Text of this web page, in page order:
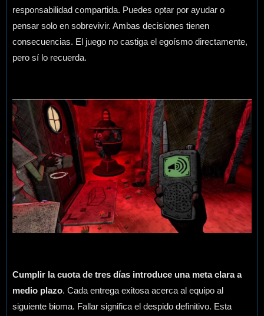
responsabilidad compartida. Puedes optar por ayudar o
pensar solo en sobrevivir. Ambas decisiones tienen
consecuencias. El juego no castiga el egoísmo directamente,
pero sí lo recuerda.
Cumplir la cuota de tres días introduce una meta clara a
medio plazo. Cada entrega exitosa acerca al equipo al
siguiente bioma. Fallar significa el despido definitivo. Esta